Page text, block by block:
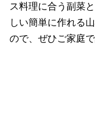
ス料理に合う副菜
しい簡単に作れる
ので、ぜひご家庭